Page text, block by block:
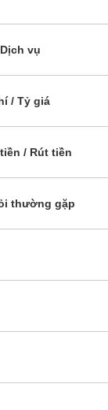
Dịch vụ
/ Tỷ giá
/ Rút tiền
thường gặp